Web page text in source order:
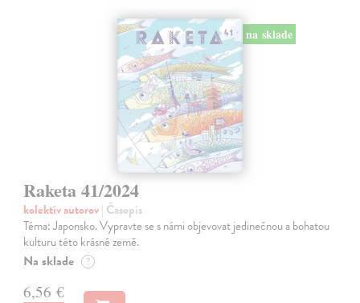
na sklade
Raketa 41/2024
kolektív autorov| Časopis
Téma: Japonsko. Vypravte se s námi objevovat jedinečnou a bohatou
kulturu této krásné země.
Na sklade ?
6,56 €